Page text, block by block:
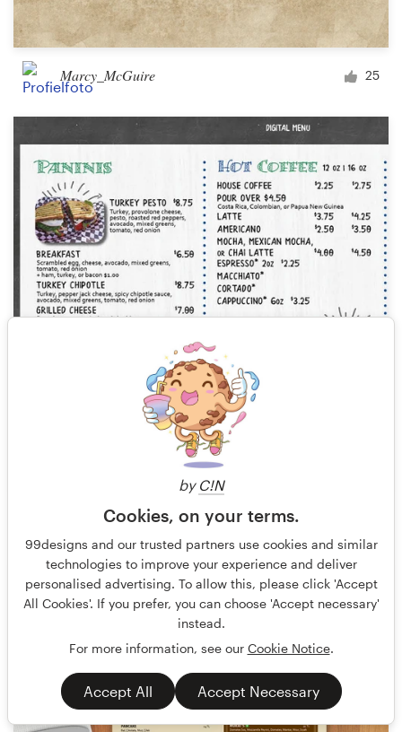
by C!N
Cookies, on your terms.
99designs and our trusted partners use cookies and similar
technologies to improve your experience and deliver
personalised advertising. To allow this, please click 'Accept
All Cookies'. If you prefer, you can choose 'Accept necessary'
instead.
For more information, see our Cookie Notice.
Accept All Accept Necessary
Marcy_McGuire 25
Marcy_McGuire